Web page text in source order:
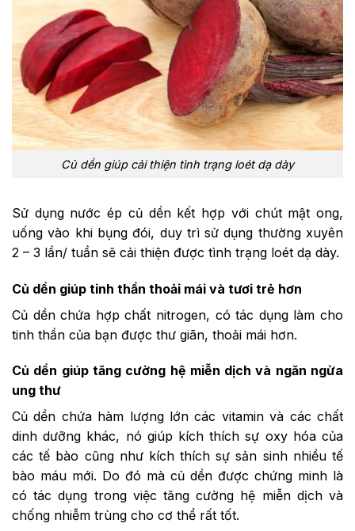
Củ dền giúp cải thiện tình trạng loét dạ dày
Sử dụng nước ép củ dền kết hợp với chút mật ong,
uống vào khi bụng đói, duy trì sử dụng thường xuyên
2 – 3 lần/ tuần sẽ cải thiện được tình trạng loét dạ dày.
Củ dền giúp tinh thần thoải mái và tươi trẻ hơn
Củ dền chứa hợp chất nitrogen, có tác dụng làm cho
tinh thần của bạn được thư giãn, thoải mái hơn.
Củ dền giúp tăng cường hệ miễn dịch và ngăn ngừa
ung thư
Củ dền chứa hàm lượng lớn các vitamin và các chất
dinh dưỡng khác, nó giúp kích thích sự oxy hóa của
các tế bào cũng như kích thích sự sản sinh nhiều tế
bào máu mới. Do đó mà củ dền được chứng minh là
có tác dụng trong việc tăng cường hệ miễn dịch và
chống nhiễm trùng cho cơ thể rất tốt.